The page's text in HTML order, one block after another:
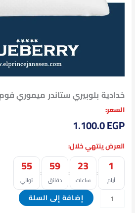
خدادية بلوبيري ستاندر ميموري فوم
السعر:
1.100.0EGP
العرض ينتهي خلال:
1
أيام
23
ساعات
59
دقائق
55
ثواني
إضافة إلى السلة